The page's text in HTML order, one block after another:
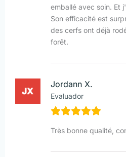
emballé avec soin. Et
Son efficacité est
des cerfs ont déjà
forêt.
Jordann X.
Evaluador
Très bonne qualité,